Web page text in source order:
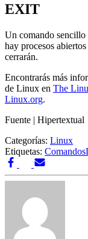
EXIT
Un comando
hay procesos
cerrarán.
Encontrarás más
de Linux en The
Linux.org.
Fuente | Hipertextual
Categorías: Linux
Etiquetas: Comandos